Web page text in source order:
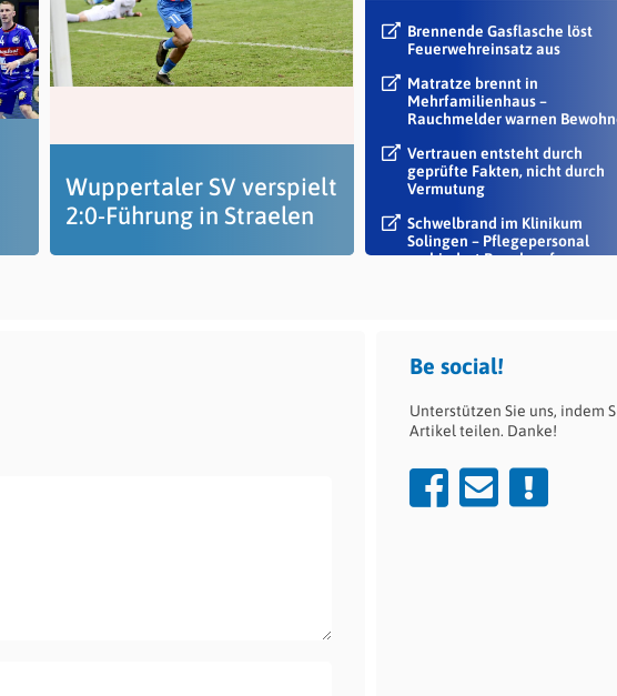
Wuppertaler SV verspielt
2:0-Führung in Straelen
Brennende Gasflasche löst
Feuerwehreinsatz aus
Matratze brennt in
Mehrfamilienhaus –
Rauchmelder warnen
Vertrauen entsteht durch
geprüfte Fakten, nicht durch
Vermutung
Schwelbrand im Klinikum
Solingen – Pflegepersonal
verhindert Rauch auf...
Be social!
Unterstützen Sie uns, indem
Artikel teilen. Danke!